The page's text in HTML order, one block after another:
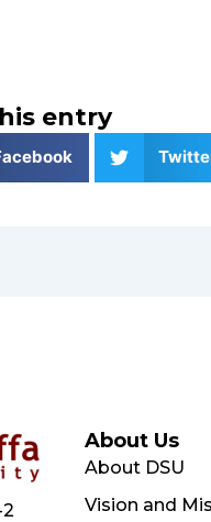
entry
About Us
About DSU
Vision and